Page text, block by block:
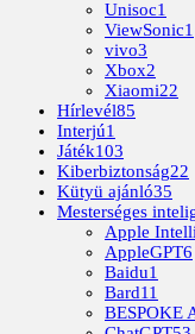
Unisoc1
ViewSonic1
vivo3
Xbox2
Xiaomi22
Hírlevél85
Interjú1
Játék103
Kiberbiztonság22
Kütyü ajánló35
Mesterséges
Apple
AppleGPT6
Baidu1
Bard11
BESPOKE